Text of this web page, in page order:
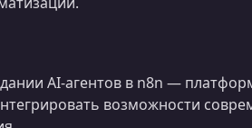
AI-агентов в n8n —
возможности